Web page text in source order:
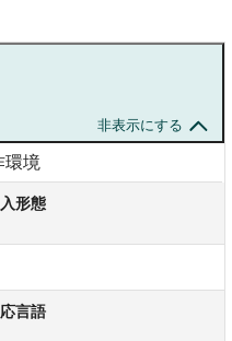
非表示にする
環境
形態
言語